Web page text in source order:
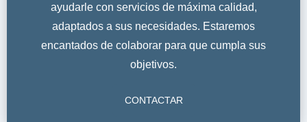
ayudarle con servicios de máxima calidad,
adaptados a sus necesidades. Estaremos
encantados de colaborar para que cumpla sus
objetivos.
CONTACTAR